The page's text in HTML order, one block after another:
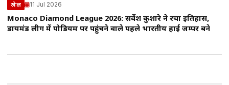
खेल 11 Jul 2026
Monaco Diamond League 2026: सर्वेश कुशारे ने रचा इतिहास,
डायमंड लीग में पोडियम पर पहुंचने वाले पहले भारतीय हाई जम्पर बने